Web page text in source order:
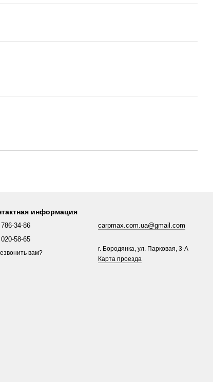
информация
34-86
58-65
вам?
carpmax.com.ua@gmail.com
г. Бородянка, ул. Парковая, 3-A
Карта проезда